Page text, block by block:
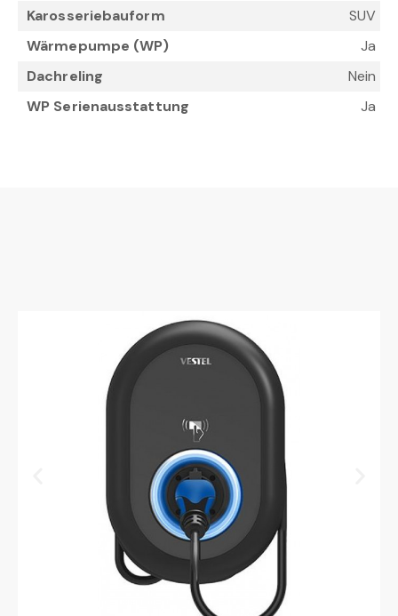
Karosseriebauform
SUV
Wärmepumpe (WP)
Ja
Dachreling
Nein
WP Serienausstattung
Ja